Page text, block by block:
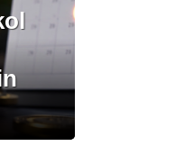
TikTok
Pinterest